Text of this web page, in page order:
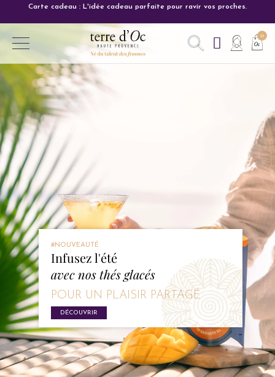
Carte cadeau : L'idée cadeau parfaite pour ravir vos proches.
#NOUVEAUTÉ
Infusez l'été
avec nos thés glacés
POUR UN PLAISIR PARTAGÉ
DÉCOUVRIR